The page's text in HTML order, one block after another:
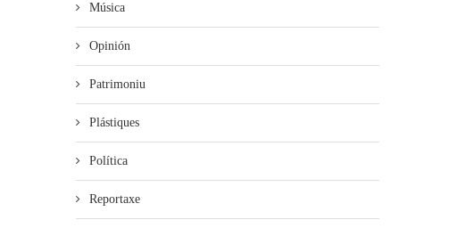
Música
Opinión
Patrimoniu
Plástiques
Política
Reportaxe